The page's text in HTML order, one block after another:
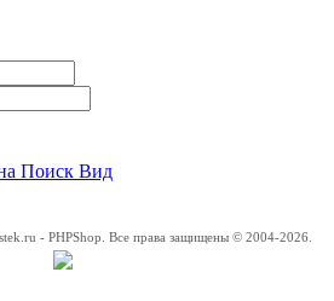
Поиск Вид
- PHPShop. Все права защищены © 2004-2026.